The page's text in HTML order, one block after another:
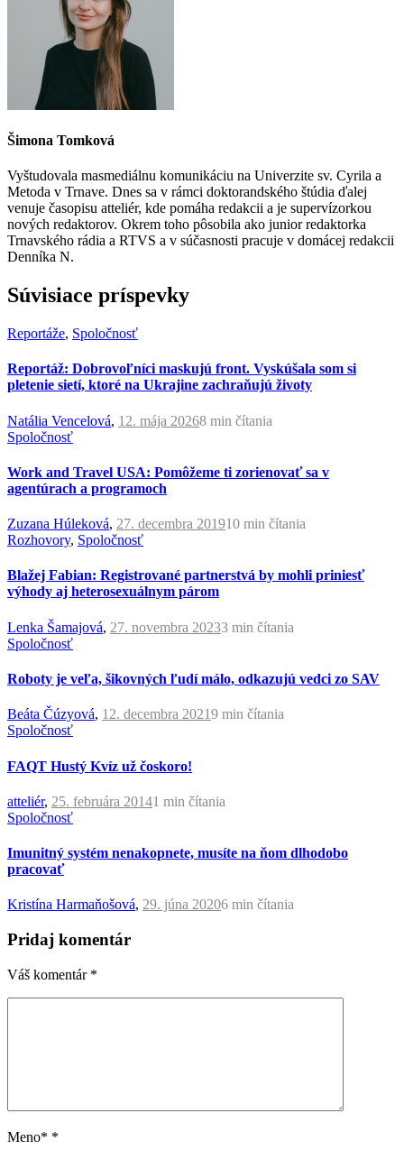
Šimona Tomková
Vyštudovala masmediálnu komunikáciu na Univerzite sv. Cyrila a
Metoda v Trnave. Dnes sa v rámci doktorandského štúdia ďalej
venuje časopisu atteliér, kde pomáha redakcii a je supervízorkou
nových redaktorov. Okrem toho pôsobila ako junior redaktorka
Trnavského rádia a RTVS a v súčasnosti pracuje v domácej redakcii
Denníka N.
Súvisiace príspevky
Reportáže, Spoločnosť
Reportáž: Dobrovoľníci maskujú front. Vyskúšala som si
pletenie sietí, ktoré na Ukrajine zachraňujú životy
Natália Vencelová, 12. mája 20268 min čítania
Spoločnosť
Work and Travel USA: Pomôžeme ti zorienovať sa v
agentúrach a programoch
Zuzana Húleková, 27. decembra 201910 min čítania
Rozhovory, Spoločnosť
Blažej Fabian: Registrované partnerstvá by mohli priniesť
výhody aj heterosexuálnym párom
Lenka Šamajová, 27. novembra 20233 min čítania
Spoločnosť
Roboty je veľa, šikovných ľudí málo, odkazujú vedci zo SAV
Beáta Čúzyová, 12. decembra 20219 min čítania
Spoločnosť
FAQT Hustý Kvíz už čoskoro!
atteliér, 25. februára 20141 min čítania
Spoločnosť
Imunitný systém nenakopnete, musíte na ňom dlhodobo
pracovať
Kristína Harmaňošová, 29. júna 20206 min čítania
Pridaj komentár
Váš komentár *
Meno* *